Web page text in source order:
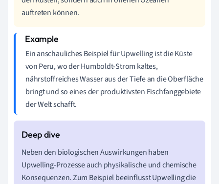
auftreten können.
Ein anschauliches Beispiel für Upwelling ist die Küste
von Peru, wo der Humboldt-Strom kaltes,
nährstoffreiches Wasser aus der Tiefe an die Oberfläche
bringt und so eines der produktivsten Fischfanggebiete
der Welt schafft.
Neben den biologischen Auswirkungen haben
Upwelling-Prozesse auch physikalische und chemische
Konsequenzen. Zum Beispiel beeinflusst Upwelling die